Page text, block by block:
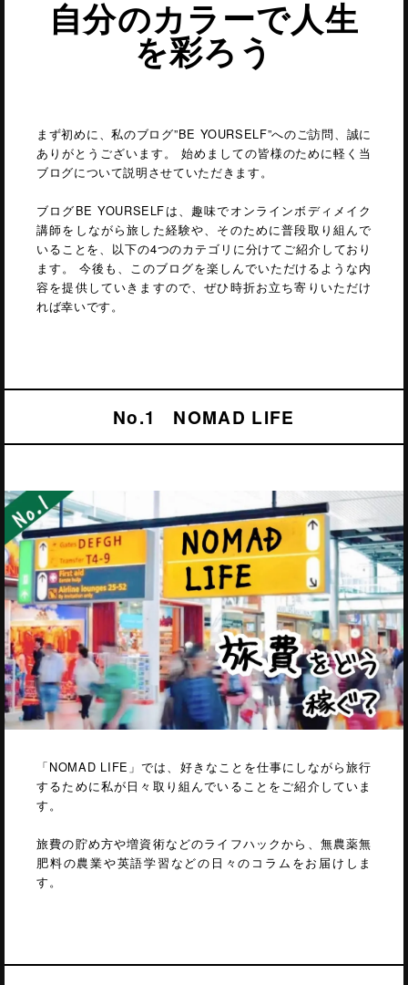
自分のカラーで人生
を彩ろう
まず初めに、私のブログ”BE YOURSELF”へのご訪問、誠に
ありがとうございます。 始めましての皆様のために軽く当
ブログについて説明させていただきます。
ブログBE YOURSELFは、趣味でオンラインボディメイク
講師をしながら旅した経験や、そのために普段取り組んで
いることを、以下の4つのカテゴリに分けてご紹介しており
ます。 今後も、このブログを楽しんでいただけるような内
容を提供していきますので、ぜひ時折お立ち寄りいただけ
れば幸いです。
No.1 NOMAD LIFE
「NOMAD LIFE」では、好きなことを仕事にしながら旅行
するために私が日々取り組んでいることをご紹介していま
す。
旅費の貯め方や増資術などのライフハックから、無農薬無
肥料の農業や英語学習などの日々のコラムをお届けしま
す。